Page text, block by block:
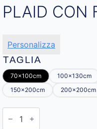
PLAID CON
Personalizza
TAGLIA
70x100cm 100x130cm
150x200cm
200x200cm
Plaid
con